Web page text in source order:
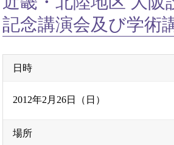
記念講演会及び学術
日時
2012年2月26日（日）
場所